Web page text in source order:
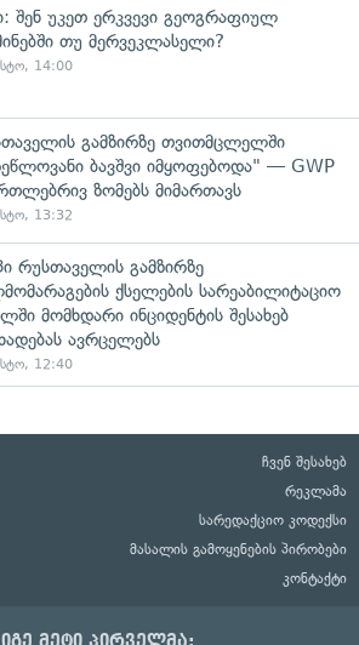
შენ უკეთ ერკვევი გეოგრაფიულ
თუ მერვეკლასელი?
14:00
გამზირზე თვითმცლელში
ბავშვი იმყოფებოდა" — GWP
ზომებს მიმართავს
13:32
რუსთაველის გამზირზე
ქსელების სარეაბილიტაციო
მომხდარი ინციდენტის შესახებ
ავრცელებს
12:40
ჩვენ შესახებ
რეკლამა
სარედაქციო კოდექსი
მასალის გამოყენების პირობები
კონტაქტი